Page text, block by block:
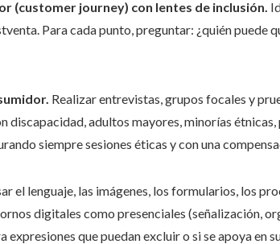
(customer journey) con lentes de inclusión.
Para cada punto, preguntar: ¿quién puede
Realizar entrevistas, grupos focales y
discapacidad, adultos mayores, minorías
siempre sesiones éticas y con una
el lenguaje, las imágenes, los formularios, los
digitales como presenciales (señalización,
que puedan excluir o si se apoya en